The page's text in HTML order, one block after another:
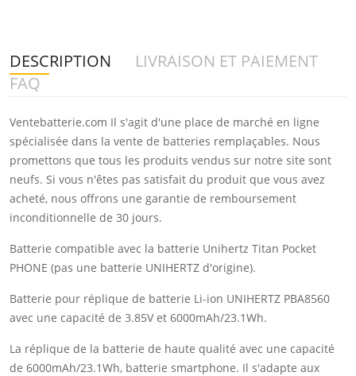
DESCRIPTION
LIVRAISON ET PAIEMENT
FAQ
Ventebatterie.com Il s'agit d'une place de marché en ligne
spécialisée dans la vente de batteries remplaçables. Nous
promettons que tous les produits vendus sur notre site sont
neufs. Si vous n'êtes pas satisfait du produit que vous avez
acheté, nous offrons une garantie de remboursement
inconditionnelle de 30 jours.
Batterie compatible avec la batterie Unihertz Titan Pocket
PHONE (pas une batterie UNIHERTZ d'origine).
Batterie pour réplique de batterie Li-ion UNIHERTZ PBA8560
avec une capacité de 3.85V et 6000mAh/23.1Wh.
La réplique de la batterie de haute qualité avec une capacité
de 6000mAh/23.1Wh, batterie smartphone. Il s'adapte aux